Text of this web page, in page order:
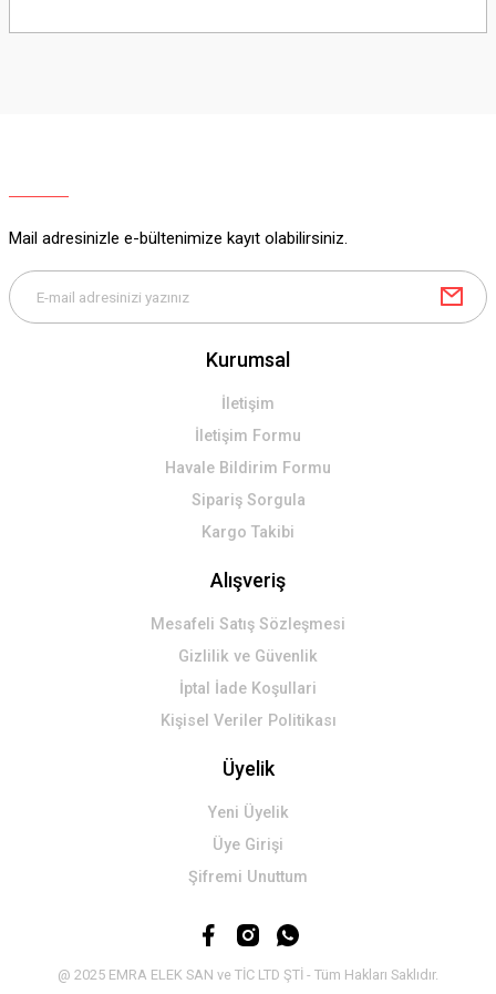
yetersiz gördüğünüz noktaları öneri formunu kullanarak tarafımıza
Bu ürüne benzer farklı alternatifler olmalı.
Gönder
Mail adresinizle e-bültenimize kayıt olabilirsiniz.
Kurumsal
İletişim
İletişim Formu
Havale Bildirim Formu
Sipariş Sorgula
Kargo Takibi
Alışveriş
Mesafeli Satış Sözleşmesi
Gizlilik ve Güvenlik
İptal İade Koşullari
Kişisel Veriler Politikası
Üyelik
Yeni Üyelik
Üye Girişi
Şifremi Unuttum
@ 2025 EMRA ELEK SAN ve TİC LTD ŞTİ - Tüm Hakları Saklıdır.